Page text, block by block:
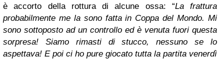
è accorto della rottura di alcune ossa: “La frattura
probabilmente me la sono fatta in Coppa del Mondo. Mi
sono sottoposto ad un controllo ed è venuta fuori questa
sorpresa! Siamo rimasti di stucco, nessuno se lo
aspettava! E poi ci ho pure giocato tutta la partita venerdì